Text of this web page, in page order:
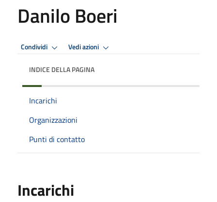
Danilo Boeri
Condividi Vedi azioni
INDICE DELLA PAGINA
Incarichi
Organizzazioni
Punti di contatto
Incarichi